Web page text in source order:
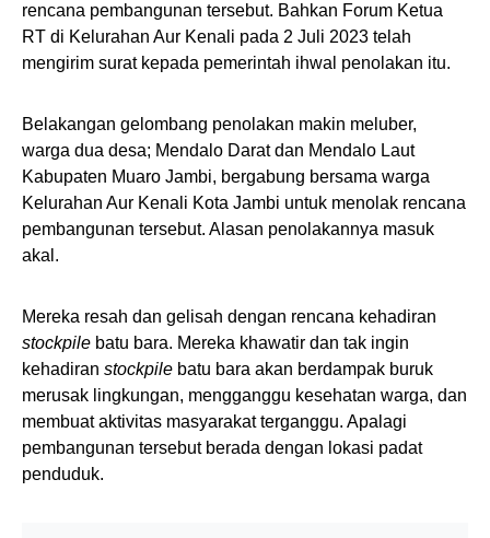
rencana pembangunan tersebut. Bahkan Forum Ketua
RT di Kelurahan Aur Kenali pada 2 Juli 2023 telah
mengirim surat kepada pemerintah ihwal penolakan itu.
Belakangan gelombang penolakan makin meluber,
warga dua desa; Mendalo Darat dan Mendalo Laut
Kabupaten Muaro Jambi, bergabung bersama warga
Kelurahan Aur Kenali Kota Jambi untuk menolak rencana
pembangunan tersebut. Alasan penolakannya masuk
akal.
Mereka resah dan gelisah dengan rencana kehadiran
stockpile batu bara. Mereka khawatir dan tak ingin
kehadiran stockpile batu bara akan berdampak buruk
merusak lingkungan, mengganggu kesehatan warga, dan
membuat aktivitas masyarakat terganggu. Apalagi
pembangunan tersebut berada dengan lokasi padat
penduduk.